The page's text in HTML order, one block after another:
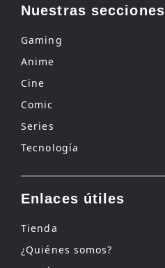
Nuestras secciones
Gaming
Anime
Cine
Comic
Series
Tecnología
Enlaces útiles
Tienda
¿Quiénes somos?